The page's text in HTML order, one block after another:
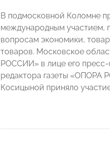
В подмосковной Коломне
международным участием,
вопросам экономики,
товаров. Московское
РОССИИ» в лице его пресс-
редактора газеты «ОПОРА
Косицыной приняло